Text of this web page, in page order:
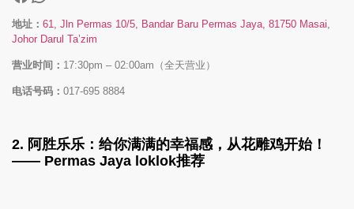
地址： 61, Jln Permas 10/5, Bandar Baru Permas Jaya, 81750 Masai,
Johor Darul Ta’zim
营业时间： 17:30pm – 02:00am（全天营业）
电话号码： 017-695 8884
2. 阿胜乐乐 ：给你满满的幸福感，从花雕鸡开始！
—— Permas Jaya loklok推荐